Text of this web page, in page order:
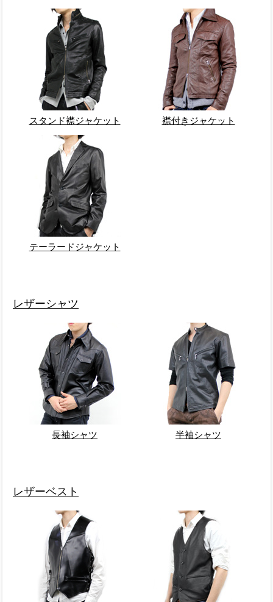
スタンド襟ジャケット 襟付きジャケット
テーラードジャケット
レザーシャツ
長袖シャツ 半袖シャツ
レザーベスト